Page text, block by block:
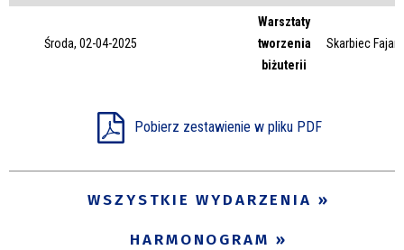
Trwające w zakresie
Środa, 02-04-2025
Warsztaty
tworzenia
biżuterii
Skarbiec
Pobierz zestawienie w pliku PDF
WSZYSTKIE WYDARZENIA
HARMONOGRAM